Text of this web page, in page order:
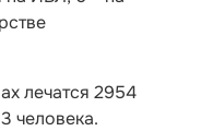
лечатся 2954
человека.